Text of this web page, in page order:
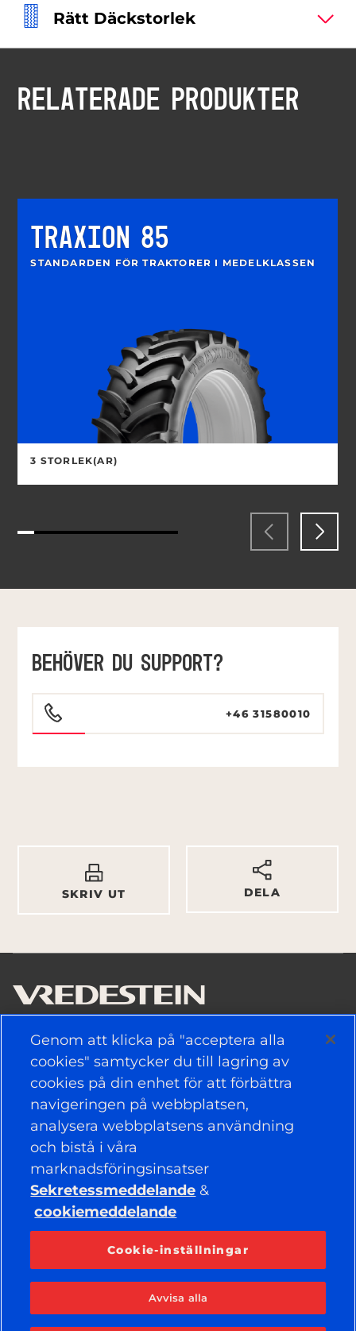
Rätt Däckstorlek
RELATERADE PRODUKTER
TRAXION 85
STANDARDEN FÖR TRAKTORER I MEDELKLASSEN
3 STORLEK(AR)
BEHÖVER DU SUPPORT?
+46 31580010
SKRIV UT DELA
ANVÄNDBARA LÄNKAR
DÄCK
POLITIK
FÖRETAG
HÅLL DIG UPPDATERAD
YouTube
Genom att klicka på "acceptera alla
cookies" samtycker du till lagring av
cookies på din enhet för att förbättra
navigeringen på webbplatsen,
analysera webbplatsens användning
och bistå i våra
marknadsföringsinsatser
Sekretessmeddelande &
cookiemeddelande
Cookie-inställningar
Avvisa alla